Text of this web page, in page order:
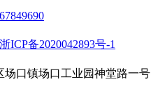
浙ICP备2020042893号-1
场口镇场口工业园神堂路一号